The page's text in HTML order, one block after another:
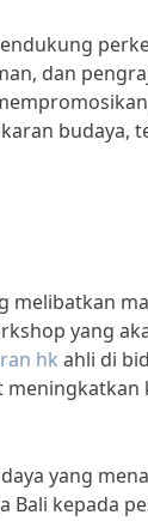
dan
melibatkan
yang
hk ahli di
yang
kepada